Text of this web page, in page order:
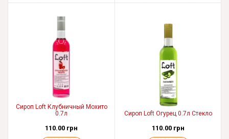
Сироп Loft Клубничный Мохито
0.7л
110.00 грн
Сироп Loft Огурец 0.7л Стекло
110.00 грн